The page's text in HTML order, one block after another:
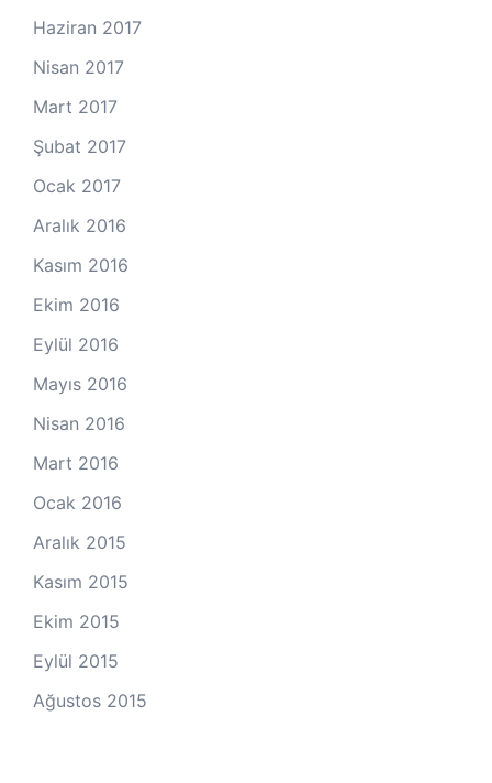
Haziran 2017
Nisan 2017
Mart 2017
Şubat 2017
Ocak 2017
Aralık 2016
Kasım 2016
Ekim 2016
Eylül 2016
Mayıs 2016
Nisan 2016
Mart 2016
Ocak 2016
Aralık 2015
Kasım 2015
Ekim 2015
Eylül 2015
Ağustos 2015